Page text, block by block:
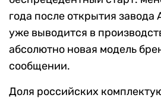
года после открытия завода
уже выводится в
абсолютно новая модель
сообщении.
Доля российских